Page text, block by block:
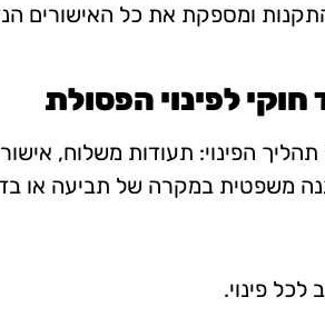
ומספקת את כל האישורים
הפינוי: תעודות משלוח,
משפטית במקרה של תביעה או
פינוי.